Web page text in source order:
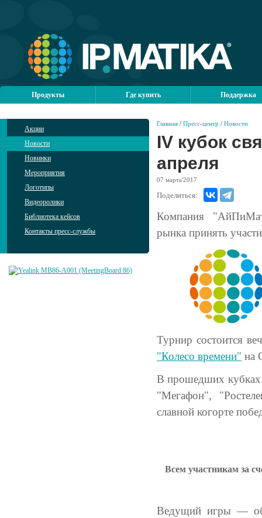
Продукты Где купить Поддержка
Акции
Новости
Новинки
Мероприятия
Логотипы
Видеоролики
Библиотека кейсов
Контакты пресс-службы
Главная / Пресс-центр / Новости
IV кубок
апреля
07 марта'2017
Поделиться:
Компания
рынка принять
Турнир состоится
"Колесо времени" на
В прошедших кубках
"Мегафон",
славной когорте
Всем участникам за
Ведущий игры —